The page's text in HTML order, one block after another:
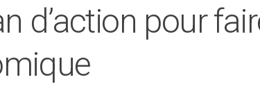
d’action pour